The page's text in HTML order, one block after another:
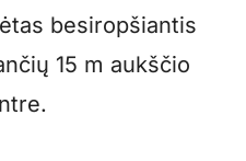
besiropšiantis
15 m aukščio